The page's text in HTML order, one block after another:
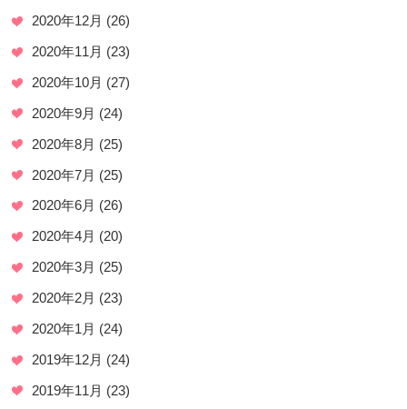
2020年12月 (26)
2020年11月 (23)
2020年10月 (27)
2020年9月 (24)
2020年8月 (25)
2020年7月 (25)
2020年6月 (26)
2020年4月 (20)
2020年3月 (25)
2020年2月 (23)
2020年1月 (24)
2019年12月 (24)
2019年11月 (23)